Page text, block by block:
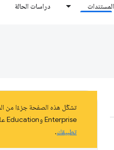
المستندات دراسات الحالة
Enterprise وEducation على نظام التشغيل ChromeOS حتى كانون الثاني (يناير) 2025 على الأقل. اطّلِع على مزيد من المعلومات عن
تطبيقك.